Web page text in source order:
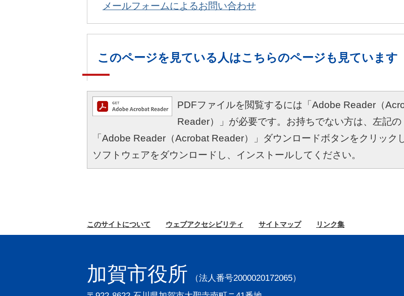
メールフォームによるお問い合わせ
このページを見ている人はこちらのページも見ています
PDFファイルを閲覧するには「Adobe Reader（
Reader）」が必要です。お持ちでない方は、左記の
「Adobe Reader（Acrobat Reader）」ダウンロードボタンをクリック
ソフトウェアをダウンロードし、インストールしてください。
このサイトについて ウェブアクセシビリティ サイトマップ リンク集
加賀市役所
（法人番号2000020172065）